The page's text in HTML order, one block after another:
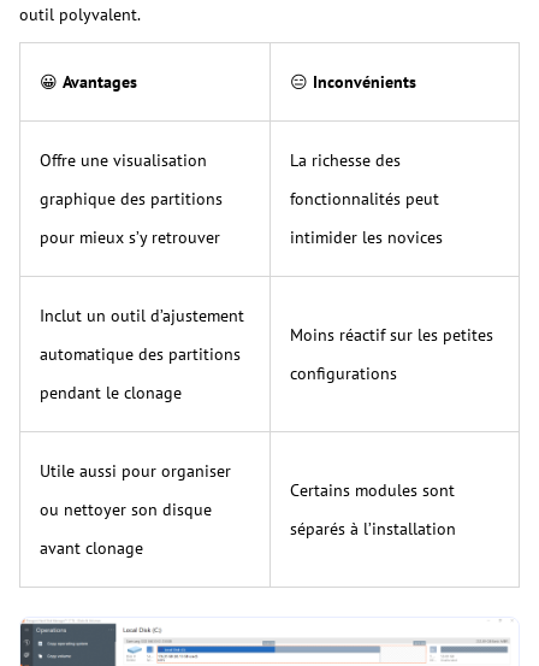
outil polyvalent.
😀 Avantages 😑 Inconvénients
Offre une visualisation
graphique des partitions
pour mieux s’y retrouver
La richesse des
fonctionnalités peut
intimider les novices
Inclut un outil d’ajustement
automatique des partitions
pendant le clonage
Moins réactif sur les petites
configurations
Utile aussi pour organiser
ou nettoyer son disque
avant clonage
Certains modules sont
séparés à l’installation